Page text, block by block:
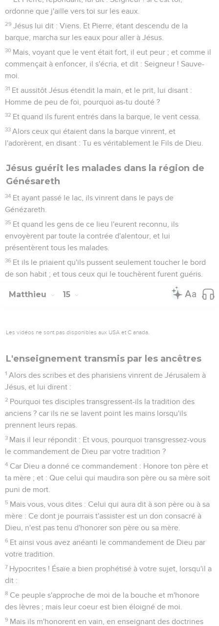
ordonne que j'aille vers toi sur les eaux.
29 Jésus lui dit : Viens. Et Pierre, étant descendu de la
barque, marcha sur les eaux pour aller à Jésus.
30 Mais, voyant que le vent était fort, il eut peur ; et comme il
commençait à enfoncer, il s'écria, et dit : Seigneur ! Sauve-
moi.
31 Et aussitôt Jésus étendit la main, et le prit, lui disant :
Homme de peu de foi, pourquoi as-tu douté ?
32 Et quand ils furent entrés dans la barque, le vent cessa.
33 Alors ceux qui étaient dans la barque vinrent, et
l'adorèrent, en disant : Tu es véritablement le Fils de Dieu.
Jésus guérit les malades dans la région de
Génésareth
34 Et ayant passé le lac, ils vinrent dans le pays de
Génézareth.
35 Et quand les gens de ce lieu l'eurent reconnu, ils
envoyèrent par toute la contrée d'alentour, et lui
présentèrent tous les malades.
36 Et ils le priaient qu'ils pussent seulement toucher le bord
de son habit ; et tous ceux qui le touchèrent furent guéris.
Matthieu 15
Les vidéos ne sont pas disponibles aux USA et C anada.
L'enseignement transmis par les ancêtres
1 Alors des scribes et des pharisiens vinrent de Jérusalem à
Jésus, et lui dirent :
2 Pourquoi tes disciples transgressent-ils la tradition des
anciens ? car ils ne se lavent point les mains lorsqu'ils
prennent leurs repas.
3 Mais il leur répondit : Et vous, pourquoi transgressez-vous
le commandement de Dieu par votre tradition ?
4 Car Dieu a donné ce commandement : Honore ton père et
ta mère ; et : Que celui qui maudira son père ou sa mère soit
puni de mort.
5 Mais vous, vous dites : Celui qui aura dit à son père ou à sa
mère : Ce dont je pourrais t'assister est un don consacré à
Dieu, n'est pas tenu d'honorer son père ou sa mère.
6 Et ainsi vous avez anéanti le commandement de Dieu par
votre tradition.
7 Hypocrites ! Ésaïe a bien prophétisé à votre sujet, lorsqu'il a
dit :
8 Ce peuple s'approche de moi de la bouche et m'honore
des lèvres ; mais leur coeur est bien éloigné de moi.
9 Mais ils m'honorent en vain, en enseignant des doctrines